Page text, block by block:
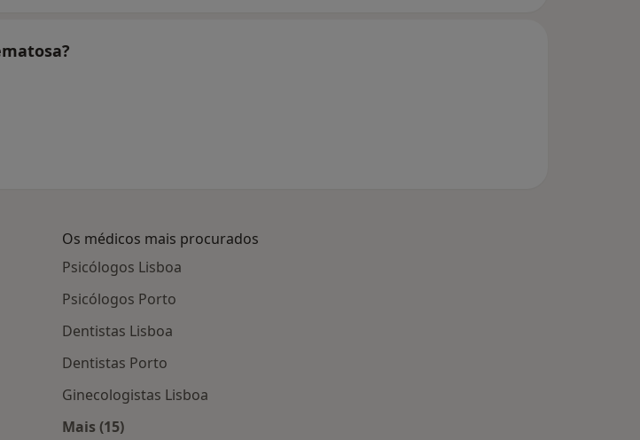
Os médicos mais procurados
Psicólogos Lisboa
Psicólogos Porto
Dentistas Lisboa
Dentistas Porto
Ginecologistas Lisboa
Mais (15)